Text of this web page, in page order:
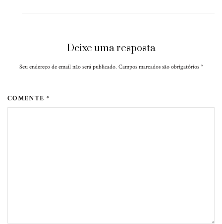
Deixe uma resposta
Seu endereço de email não será publicado. Campos marcados são obrigatórios *
COMENTE *